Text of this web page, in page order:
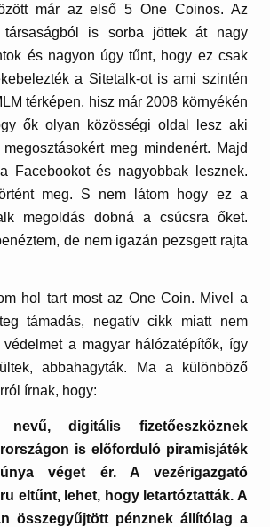
már az első 5 One Coinos. Az
társaságból is sorba jöttek át nagy
és nagyon úgy tűnt, hogy ez csak
a Sitetalk-ot is ami szintén
térképen, hisz már 2008 környékén
ők olyan közösségi oldal lesz aki
meg mindenért. Majd
Facebookot és nagyobbak lesznek.
meg. S nem látom hogy ez a
megoldás dobná a csúcsra őket.
de nem igazán pezsgett rajta
hol tart most az One Coin. Mivel a
támadás, negatív cikk miatt nem
védelmet a magyar hálózatépítők, így
abbahagyták. Ma a különböző
írnak, hogy:
digitális fizetőeszköznek
is előforduló piramisjáték
véget ér. A vezérigazgató
eltűnt, lehet, hogy letartóztatták. A
összegyűjtött pénznek állítólag a